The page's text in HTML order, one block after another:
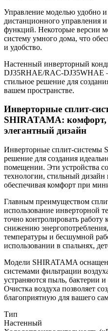
Управление моделью удобно
дистанционного управления
функций. Некоторые версии
систему умного дома, что
и удобство.
Настенный инверторный
DJ35RHAE/RAC-DJ35WHAE
стильное решение для
вашем пространстве.
Инверторные сплит-
SHIRATAMA: комфорт,
элегантный дизайн
Инверторные сплит-системы
решение для создания
помещении. Эти устройства
технологии, стильный
обеспечивая комфорт при
Главным преимуществом
использование инверторной
точно контролировать
снижению
температуры и бесшумной
использовании в спальнях,
Модели SHIRATAMA
системами фильтрации
устраняются пыль, бактерии
Очистка воздуха позволяет
благоприятную для вашего
Тип
Настенный